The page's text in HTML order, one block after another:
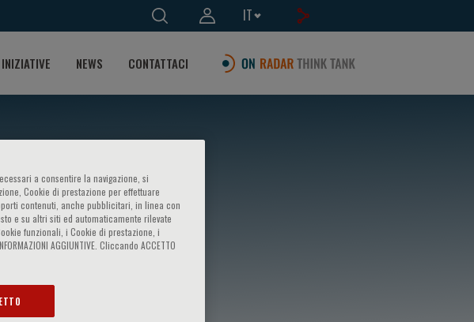
IT
NEWS CONTATTACI
a consentire la navigazione, si
Cookie di prestazione per effettuare
contenuti, anche pubblicitari, in linea con
e su altri siti ed automaticamente rilevate
funzionali, i Cookie di prestazione, i
AGGIUNTIVE. Cliccando ACCETTO